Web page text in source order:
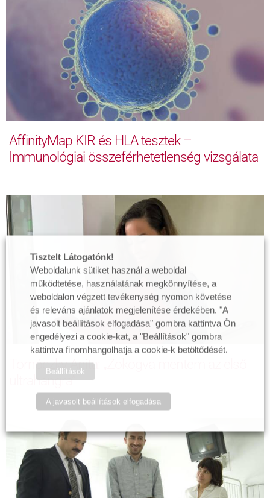
AffinityMap KIR és HLA tesztek –
Immunológiai összeférhetetlenség vizsgálata
Tornóczky Anita: „Zokogva mentem az első
ultrahangra”
Tisztelt Látogatónk!
Weboldalunk sütiket használ a weboldal
működtetése, használatának megkönnyítése, a
weboldalon végzett tevékenység nyomon követése
és releváns ajánlatok megjelenítése érdekében. "A
javasolt beállítások elfogadása" gombra kattintva Ön
engedélyezi a cookie-kat, a "Beállítások" gombra
kattintva finomhangolhatja a cookie-k betöltődését.
Beállítások
A javasolt beállítások elfogadása